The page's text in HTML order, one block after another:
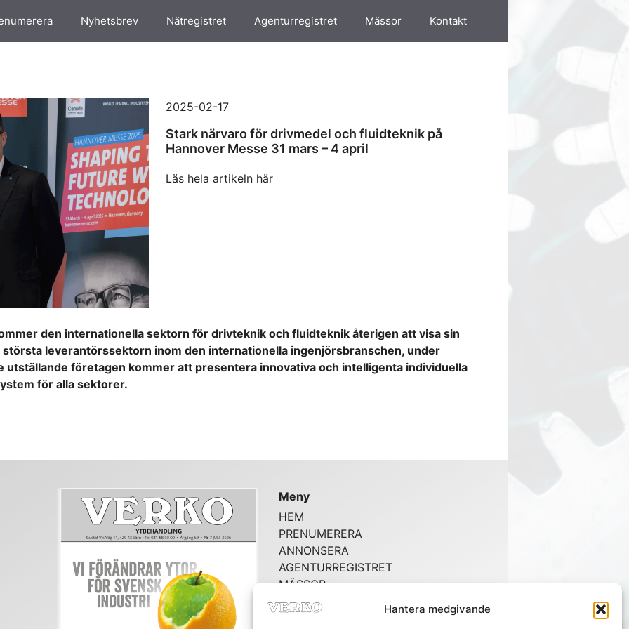
Hantera medgivande
Nyhetsbrev Nätregistret Agenturregistret Mässor Kontakt
2025-02-17
Stark närvaro för drivmedel och fluidteknik på
Hannover Messe 31 mars – 4 april
Läs hela artikeln här
den internationella sektorn för drivteknik och fluidteknik återigen att visa sin
leverantörssektorn inom den internationella ingenjörsbranschen, under
utställande företagen kommer att presentera innovativa och intelligenta individuella
för alla sektorer.
Meny
HEM
PRENUMERERA
ANNONSERA
AGENTURREGISTRET
MÄSSOR
NÄTREGISTRET